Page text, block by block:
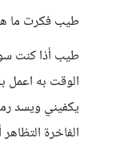
طيب فكرت ما
طيب أذا كنت
الوقت به
يكفيني ويسد
الفاخرة